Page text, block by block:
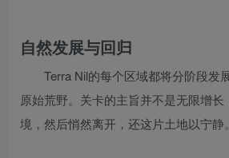
自然发展与回归
Terra Nil的每个区域都将分阶段发
原始荒野。关卡的主旨并不是无限增
境，然后悄然离开，还这片土地以宁静。